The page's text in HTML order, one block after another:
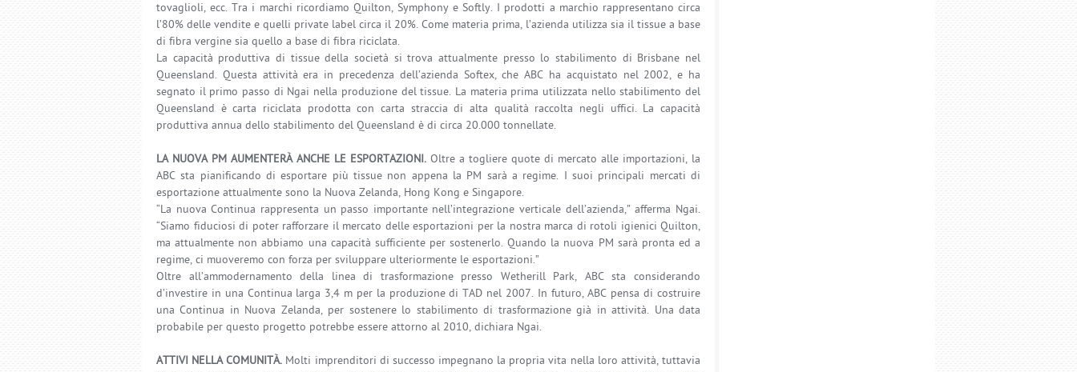
tovaglioli, ecc. Tra i marchi ricordiamo Quilton, Symphony e Softly. I prodotti a marchio rappresentano circa
l’80% delle vendite e quelli private label circa il 20%. Come materia prima, l’azienda utilizza sia il tissue a base
di fibra vergine sia quello a base di fibra riciclata.
La capacità produttiva di tissue della società si trova attualmente presso lo stabilimento di Brisbane nel
Queensland. Questa attività era in precedenza dell’azienda Softex, che ABC ha acquistato nel 2002, e ha
segnato il primo passo di Ngai nella produzione del tissue. La materia prima utilizzata nello stabilimento del
Queensland è carta riciclata prodotta con carta straccia di alta qualità raccolta negli uffici. La capacità
produttiva annua dello stabilimento del Queensland è di circa 20.000 tonnellate.
LA NUOVA PM AUMENTERÀ ANCHE LE ESPORTAZIONI. Oltre a togliere quote di mercato alle importazioni, la
ABC sta pianificando di esportare più tissue non appena la PM sarà a regime. I suoi principali mercati di
esportazione attualmente sono la Nuova Zelanda, Hong Kong e Singapore.
“La nuova Continua rappresenta un passo importante nell’integrazione verticale dell’azienda,” afferma Ngai.
“Siamo fiduciosi di poter rafforzare il mercato delle esportazioni per la nostra marca di rotoli igienici Quilton,
ma attualmente non abbiamo una capacità sufficiente per sostenerlo. Quando la nuova PM sarà pronta ed a
regime, ci muoveremo con forza per sviluppare ulteriormente le esportazioni.”
Oltre all’ammodernamento della linea di trasformazione presso Wetherill Park, ABC sta considerando
d’investire in una Continua larga 3,4 m per la produzione di TAD nel 2007. In futuro, ABC pensa di costruire
una Continua in Nuova Zelanda, per sostenere lo stabilimento di trasformazione già in attività. Una data
probabile per questo progetto potrebbe essere attorno al 2010, dichiara Ngai.
ATTIVI NELLA COMUNITÀ. Molti imprenditori di successo impegnano la propria vita nella loro attività, tuttavia